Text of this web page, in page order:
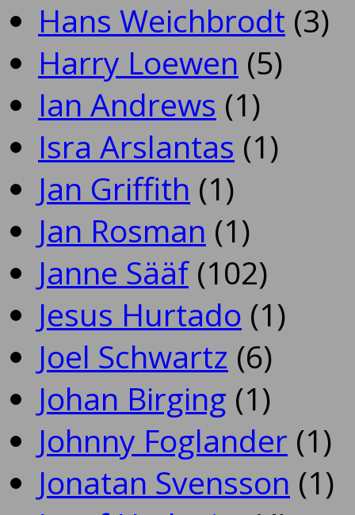
Hans Weichbrodt (3)
Harry Loewen (5)
Ian Andrews (1)
Isra Arslantas (1)
Jan Griffith (1)
Jan Rosman (1)
Janne Sääf(102)
Jesus Hurtado (1)
Joel Schwartz (6)
Johan Birging (1)
Johnny Foglander (1)
Jonatan Svensson (1)